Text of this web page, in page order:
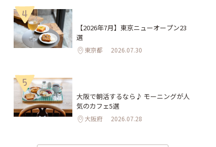
4
【2026年7月】東京ニューオープン23
選
東京都 2026.07.30
5
大阪で朝活するなら♪ モーニングが人
気のカフェ5選
大阪府 2026.07.28